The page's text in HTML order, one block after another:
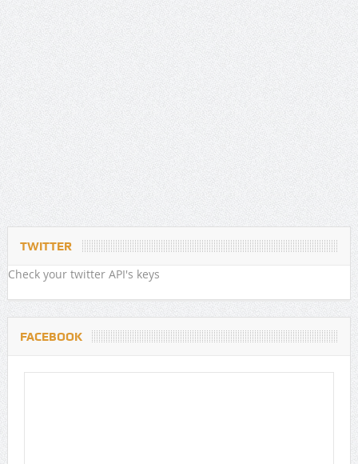
TWITTER
Check your twitter API's keys
FACEBOOK